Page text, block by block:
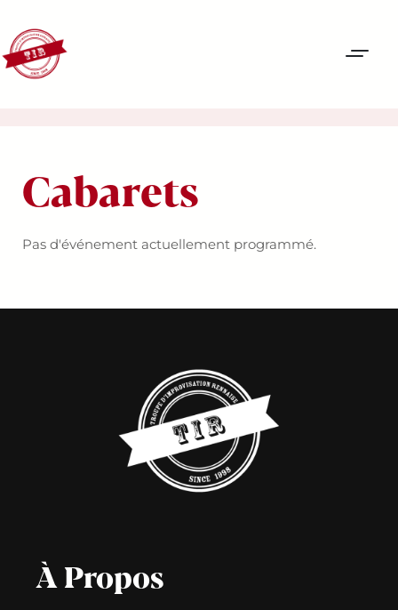
Cabarets
Pas d'événement actuellement programmé.
À Propos